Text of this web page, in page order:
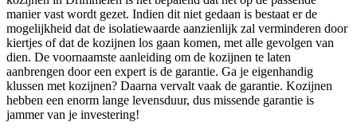
manier vast wordt gezet. Indien dit niet gedaan is bestaat er de
mogelijkheid dat de isolatiewaarde aanzienlijk zal verminderen door
kiertjes of dat de kozijnen los gaan komen, met alle gevolgen van
dien. De voornaamste aanleiding om de kozijnen te laten
aanbrengen door een expert is de garantie. Ga je eigenhandig
klussen met kozijnen? Daarna vervalt vaak de garantie. Kozijnen
hebben een enorm lange levensduur, dus missende garantie is
jammer van je investering!